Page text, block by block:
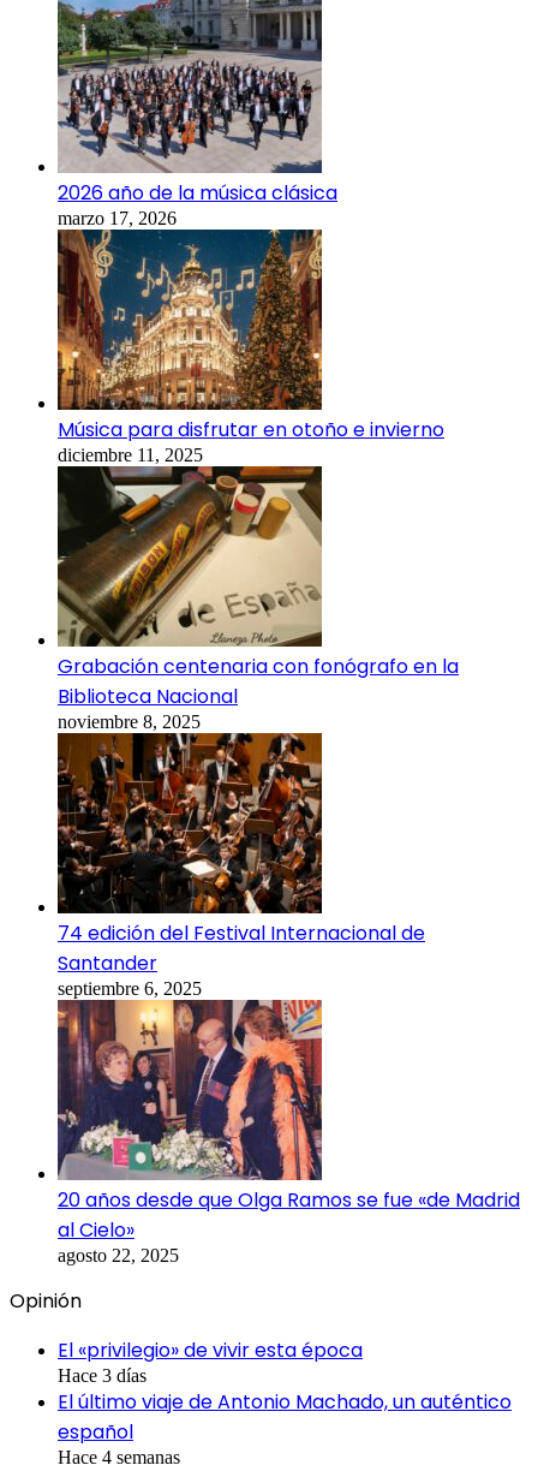
2026 año de la música clásica
marzo 17, 2026
Música para disfrutar en otoño e invierno
diciembre 11, 2025
Grabación centenaria con fonógrafo en la
Biblioteca Nacional
noviembre 8, 2025
74 edición del Festival Internacional de
Santander
septiembre 6, 2025
20 años desde que Olga Ramos se fue «de Madrid
al Cielo»
agosto 22, 2025
Opinión
El «privilegio» de vivir esta época
Hace 3 días
El último viaje de Antonio Machado, un auténtico
español
Hace 4 semanas